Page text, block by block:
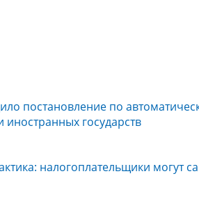
постановление по
государств
налогоплательщики могут